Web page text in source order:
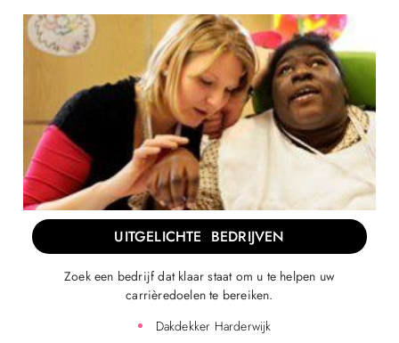
UITGELICHTE BEDRIJVEN
Zoek een bedrijf dat klaar staat om u te helpen uw
carrièredoelen te bereiken.
Dakdekker Harderwijk